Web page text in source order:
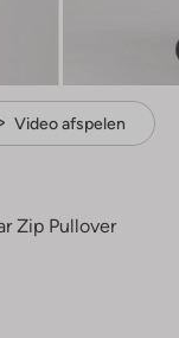
Video afspelen
Zip Pullover